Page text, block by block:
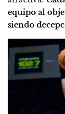
equipo al
siendo